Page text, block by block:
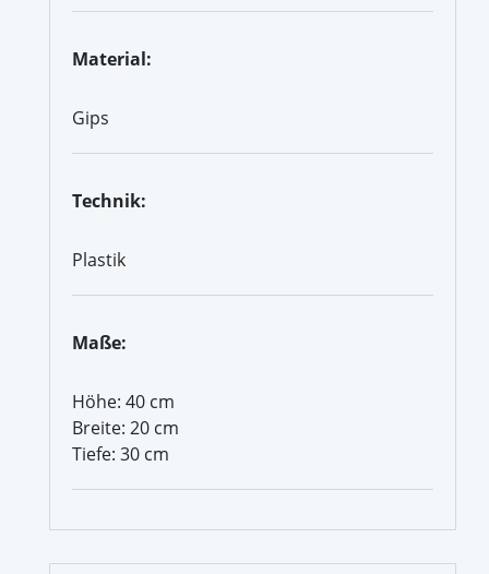
Material:
Gips
Technik:
Plastik
Maße:
Höhe: 40 cm
Breite: 20 cm
Tiefe: 30 cm